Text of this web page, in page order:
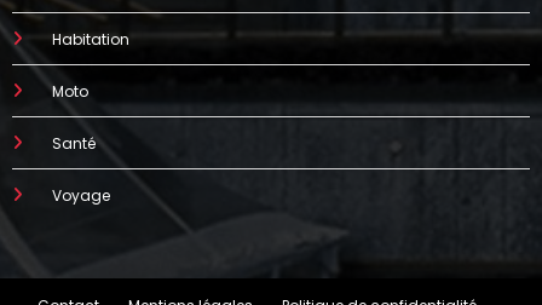
Habitation
Moto
Santé
Voyage